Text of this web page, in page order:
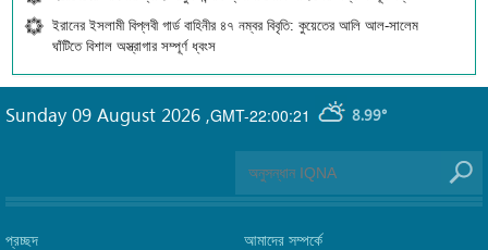
ইরানের ইসলামী বিপ্লবী গার্ড বাহিনীর ৪৭ নম্বর বিবৃতি: কুয়েতের আলি আল-সালেম
ঘাঁটিতে বিশাল অস্ত্রাগার সম্পূর্ণ ধ্বংস
GMT-22:00:21 8.99°
Sunday 09 August 2026 ,
প্রচ্ছদ
আমাদের সম্পর্কে